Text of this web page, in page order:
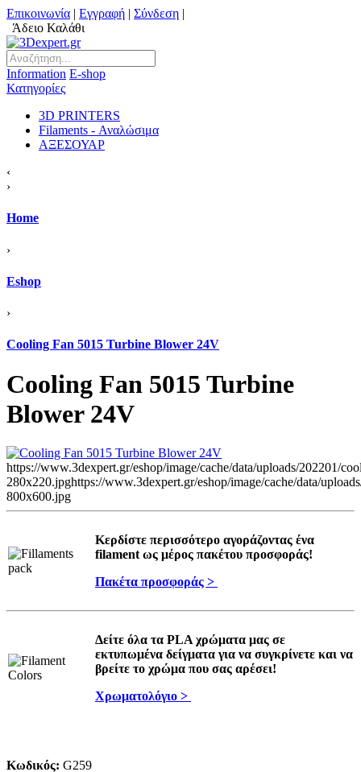
Επικοινωνία | Εγγραφή | Σύνδεση |
Άδειο Καλάθι
Information Ε-shop
Κατηγορίες
3D PRINTERS
Filaments - Αναλώσιμα
ΑΞΕΣΟΥΑΡ
‹
›
Home
›
Eshop
›
Cooling Fan 5015 Turbine Blower 24V
Cooling Fan 5015 Turbine
Blower 24V
https://www.3dexpert.gr/eshop/image/cache/data/uploads/202201/
280x220.jpghttps://www.3dexpert.gr/eshop/image/cache/data/
800x600.jpg
Κερδίστε περισσότερο αγοράζοντας ένα
filament ως μέρος πακέτου προσφοράς!
Πακέτα προσφοράς >
Δείτε όλα τα PLA χρώματα μας σε
εκτυπωμένα δείγματα για να συγκρίνετε και να
βρείτε το χρώμα που σας αρέσει!
Χρωματολόγιο >
Κωδικός: G259